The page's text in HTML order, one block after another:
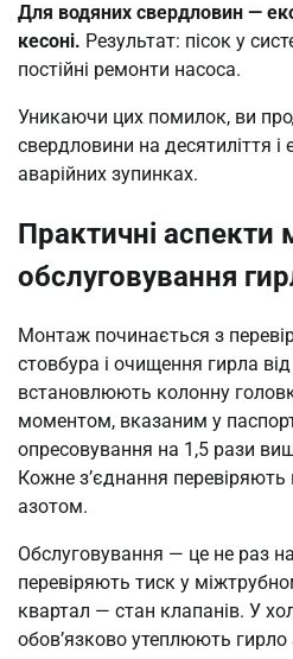
Для водяних свердловин —
кесоні. Результат: пісок у
постійні ремонти насоса.
Уникаючи цих помилок, ви
свердловини на десятиліття
аварійних зупинках.
Практичні аспекти
обслуговування
Монтаж починається з
стовбура і очищення гирла
встановлюють колонну
моментом, вказаним у
опресовування на 1,5 рази
Кожне з’єднання
азотом.
Обслуговування — це не раз
перевіряють тиск у
квартал — стан клапанів. У
обов’язково утеплюють